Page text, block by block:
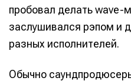
Мы в социальных сетях
Мы в социальных сетях
пробовал делать wave-
заслушивался рэпом и
разных исполнителей.
Обычно